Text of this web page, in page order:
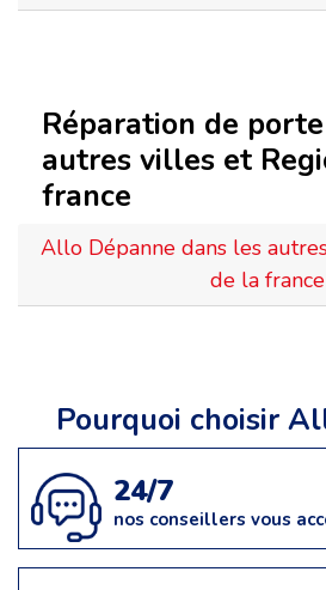
Réparation de
autres villes et
france
Allo Dépanne dans les
de la france
Pourquoi choisir
24/7
nos conseillers vous